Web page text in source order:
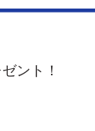
ント！